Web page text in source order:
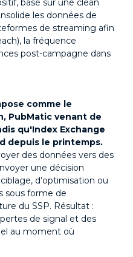
basé sur une clean
les données de
de streaming afin
la fréquence
post-campagne dans
comme le
PubMatic venant de
qu'Index Exchange
depuis le printemps.
des données vers des
une décision
d’optimisation ou
sous forme de
du SSP. Résultat :
de signal et des
au moment où